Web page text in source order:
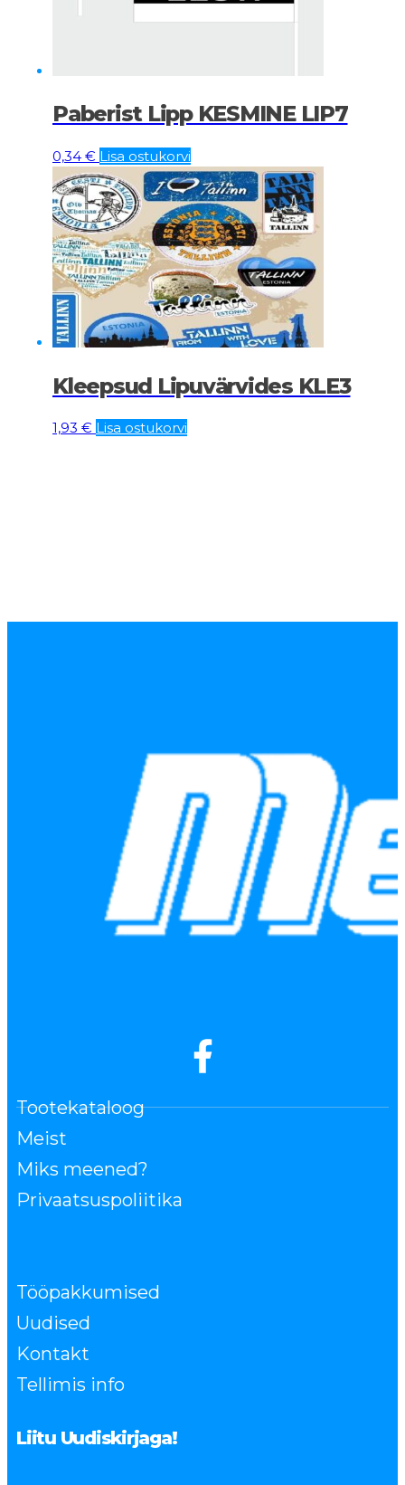
Paberist Lipp KESMINE LIP7
0,34 € Lisa ostukorvi
Kleepsud Lipuvärvides KLE3
1,93 € Lisa ostukorvi
Tootekataloog
Meist
Miks meened?
Privaatsuspoliitika
Tööpakkumised
Uudised
Kontakt
Tellimis info
Liitu Uudiskirjaga!